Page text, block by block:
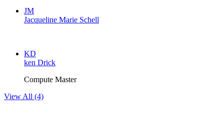
JM
Jacqueline Marie Schell
KD
ken Drick
Compute Master
View All (4)